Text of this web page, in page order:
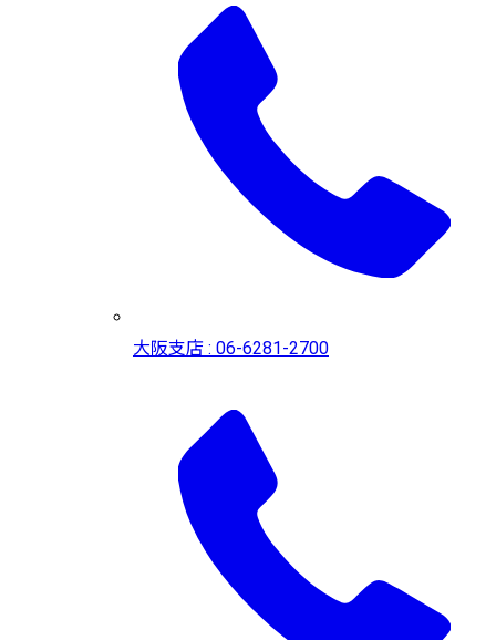
大阪支店 : 06-6281-2700